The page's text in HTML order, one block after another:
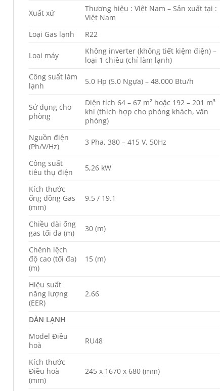
Xuất xứ
Thương hiệu : Việt Nam – Sản xuất tại :
Việt Nam
Loại Gas lạnh
R22
Loại máy
Không inverter (không tiết kiệm điện) –
loại 1 chiều (chỉ làm lạnh)
Công suất làm
lạnh
5.0 Hp (5.0 Ngựa) – 48.000 Btu/h
Sử dụng cho
phòng
Diện tích 64 – 67 m² hoặc 192 – 201 m³
khí (thích hợp cho phòng khách, văn
phòng)
Nguồn điện
(Ph/V/Hz)
3 Pha, 380 – 415 V, 50Hz
Công suất
tiêu thụ điện
5,26 kW
Kích thước
ống đồng Gas
(mm)
9.5 / 19.1
Chiều dài ống
gas tối đa (m)
30 (m)
Chênh lệch
độ cao (tối đa)
(m)
15 (m)
Hiệu suất
năng lượng
(EER)
2.66
DÀN LẠNH
Model Điều
hoà
RU48
Kích thước
Điều hoà
(mm)
245 x 1670 x 680 (mm)